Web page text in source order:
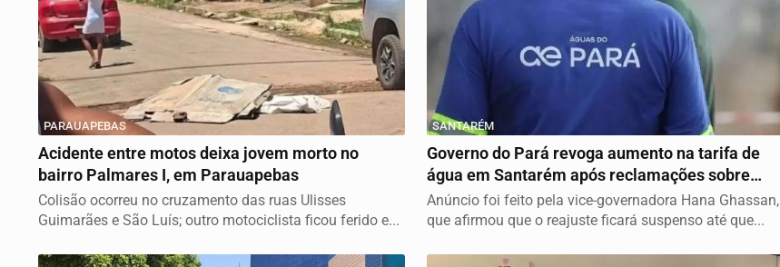
PARAUAPEBAS
Acidente entre motos deixa jovem morto no
bairro Palmares I, em Parauapebas
Colisão ocorreu no cruzamento das ruas Ulisses
Guimarães e São Luís; outro motociclista ficou ferido e...
SANTARÉM
Governo do Pará revoga aumento na tarifa de
água em Santarém após reclamações sobre
falhas no...
Anúncio foi feito pela vice-governadora Hana Ghassan,
que afirmou que o reajuste ficará suspenso até que...